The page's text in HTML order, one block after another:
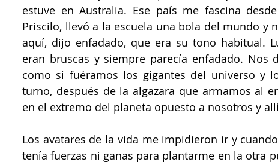
estuve en Australia. Ese país me fascina
Priscilo, llevó a la escuela una bola del mundo y
aquí, dijo enfadado, que era su tono habitual.
eran bruscas y siempre parecía enfadado.
como si fuéramos los gigantes del universo y
turno, después de la algazara que armamos al
en el extremo del planeta opuesto a nosotros y
Los avatares de la vida me impidieron ir y
tenía fuerzas ni ganas para plantarme en la otra